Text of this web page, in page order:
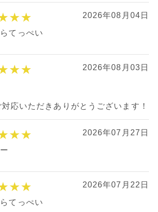
2026年08月04日
てっぺい
2026年08月03日
応いただきありがとうございます！
2026年07月27日
2026年07月22日
てっぺい